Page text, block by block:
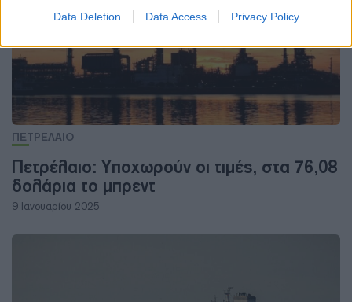
Data Deletion Data Access Privacy Policy
ΠΕΤΡΕΛΑΙΟ
Πετρέλαιο: Υποχωρούν οι τιμές, στα 76,08
δολάρια το μπρεντ
9 Ιανουαρίου 2025